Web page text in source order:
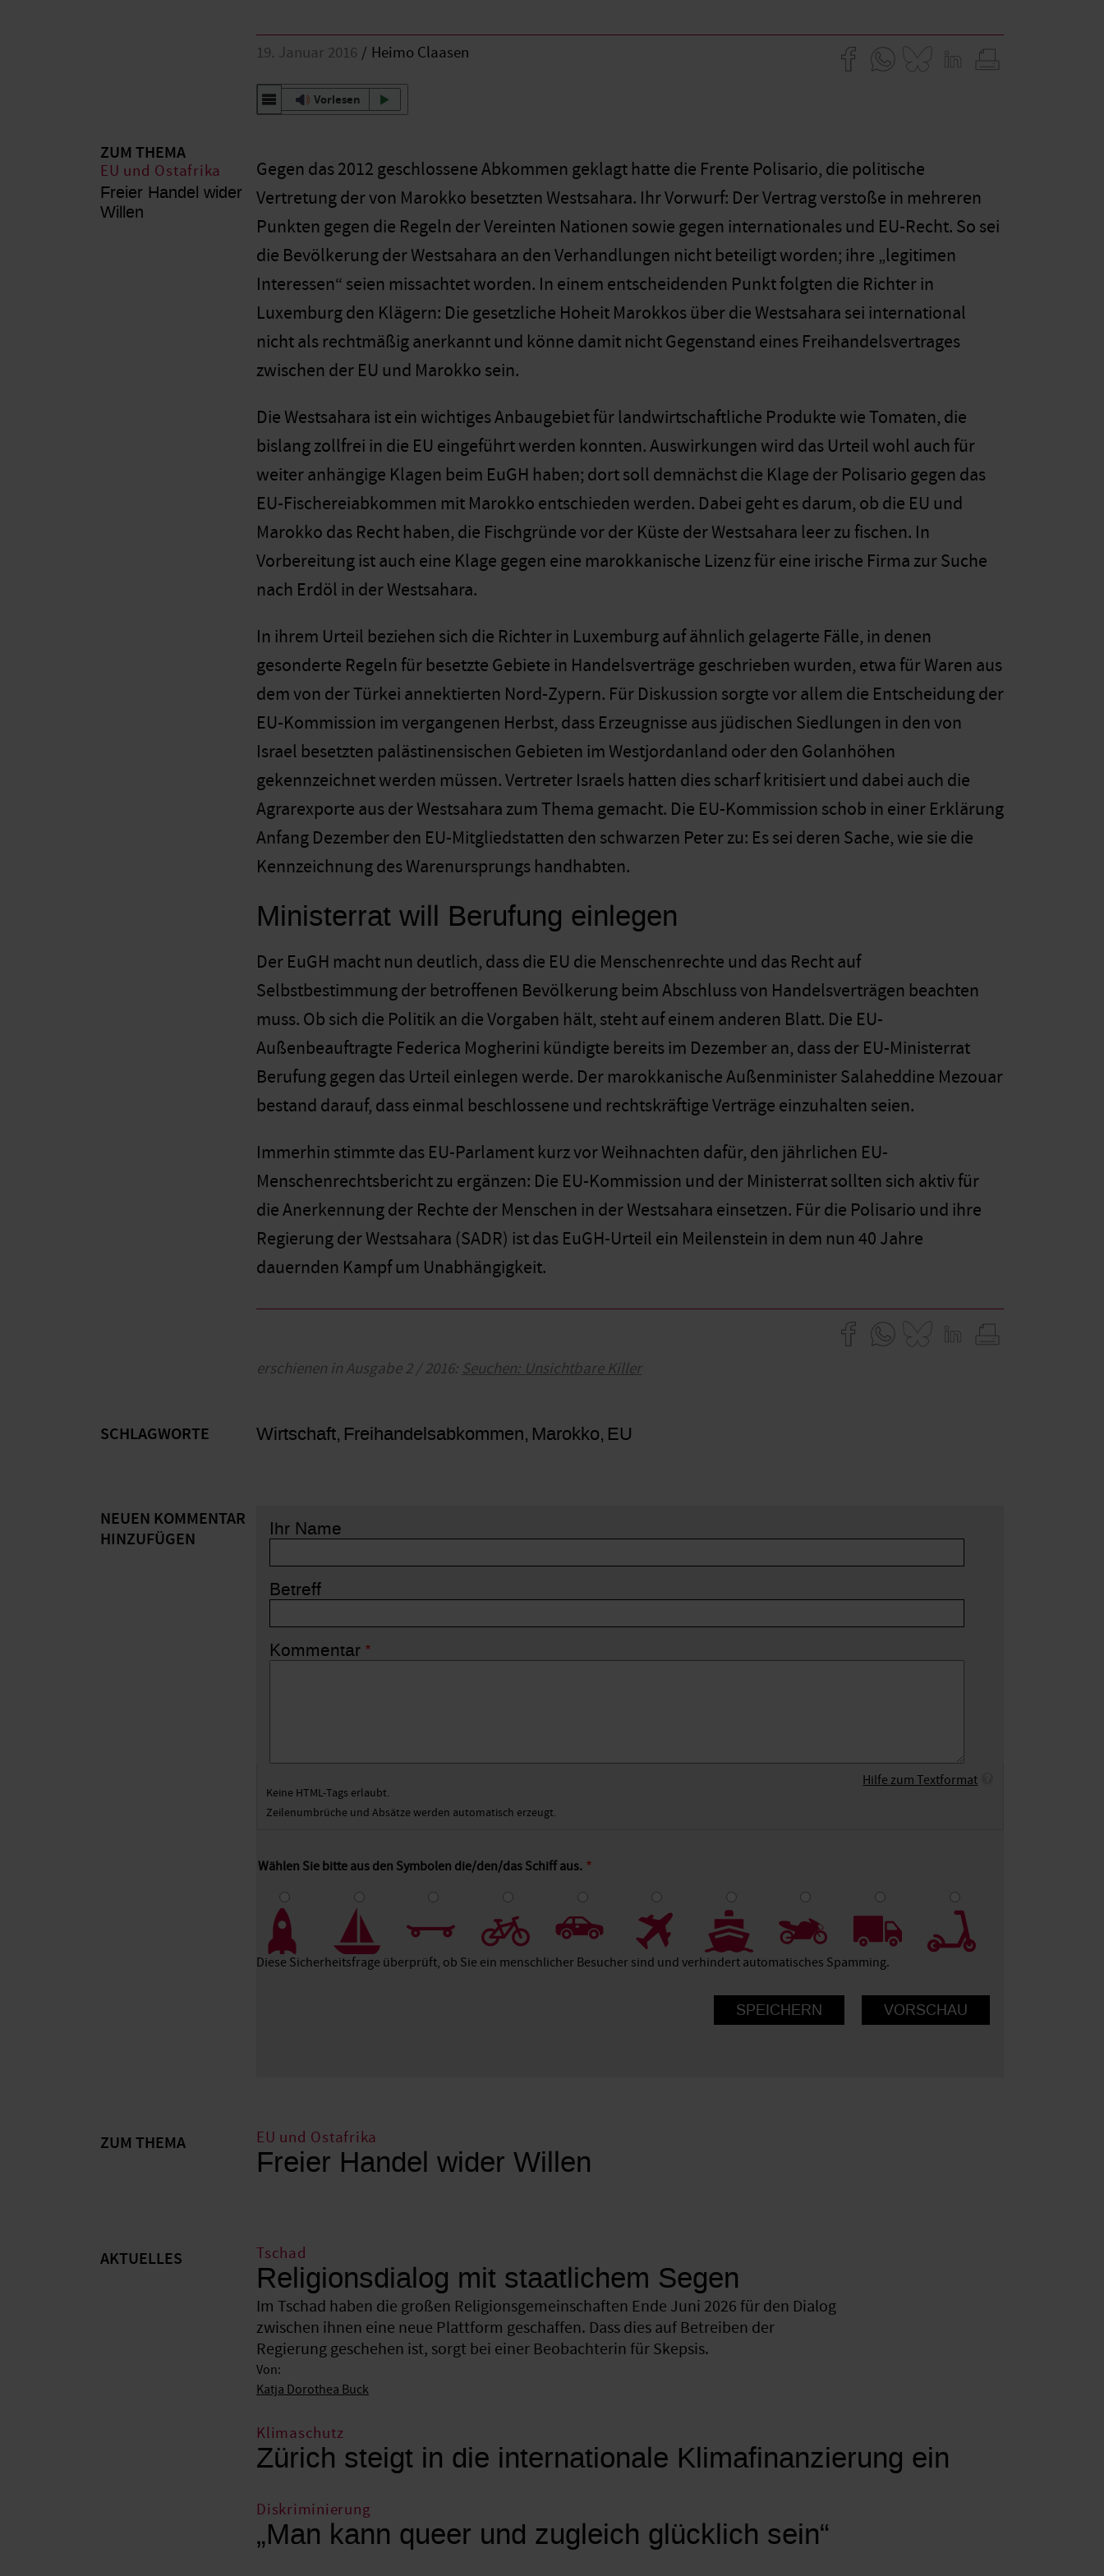
ZUM THEMA
EU und Ostafrika
Freier Handel wider
Willen
19. Januar 2016 Heimo Claasen
Vorlesen
Gegen das 2012 geschlossene Abkommen geklagt hatte die Frente Polisario, die politische
Vertretung der von Marokko besetzten Westsahara. Ihr Vorwurf: Der Vertrag verstoße in mehreren
Punkten gegen die Regeln der Vereinten Nationen sowie gegen internationales und EU-Recht. So sei
die Bevölkerung der Westsahara an den Verhandlungen nicht beteiligt worden; ihre „legitimen
Interessen“ seien missachtet worden. In einem entscheidenden Punkt folgten die Richter in
Luxemburg den Klägern: Die gesetzliche Hoheit Marokkos über die Westsahara sei international
nicht als rechtmäßig anerkannt und könne damit nicht Gegenstand eines Freihandelsvertrages
zwischen der EU und Marokko sein.
Die Westsahara ist ein wichtiges Anbaugebiet für landwirtschaftliche Produkte wie Tomaten, die
bislang zollfrei in die EU eingeführt werden konnten. Auswirkungen wird das Urteil wohl auch für
weiter anhängige Klagen beim EuGH haben; dort soll demnächst die Klage der Polisario gegen das
EU-Fischereiabkommen mit Marokko entschieden werden. Dabei geht es darum, ob die EU und
Marokko das Recht haben, die Fischgründe vor der Küste der Westsahara leer zu fischen. In
Vorbereitung ist auch eine Klage gegen eine marokkanische Lizenz für eine irische Firma zur Suche
nach Erdöl in der Westsahara.
In ihrem Urteil beziehen sich die Richter in Luxemburg auf ähnlich gelagerte Fälle, in denen
gesonderte Regeln für besetzte Gebiete in Handelsverträge geschrieben wurden, etwa für Waren aus
dem von der Türkei annektierten Nord-Zypern. Für Diskussion sorgte vor allem die Entscheidung der
EU-Kommission im vergangenen Herbst, dass Erzeugnisse aus jüdischen Siedlungen in den von
Israel besetzten palästinensischen Gebieten im Westjordanland oder den Golanhöhen
gekennzeichnet werden müssen. Vertreter Israels hatten dies scharf kritisiert und dabei auch die
Agrarexporte aus der Westsahara zum Thema gemacht. Die EU-Kommission schob in einer Erklärung
Anfang Dezember den EU-Mitgliedstatten den schwarzen Peter zu: Es sei deren Sache, wie sie die
Kennzeichnung des Warenursprungs handhabten.
Ministerrat will Berufung einlegen
Der EuGH macht nun deutlich, dass die EU die Menschenrechte und das Recht auf
Selbstbestimmung der betroffenen Bevölkerung beim Abschluss von Handelsverträgen beachten
muss. Ob sich die Politik an die Vorgaben hält, steht auf einem anderen Blatt. Die EU-
Außenbeauftragte Federica Mogherini kündigte bereits im Dezember an, dass der EU-Ministerrat
Berufung gegen das Urteil einlegen werde. Der marokkanische Außenminister Salaheddine Mezouar
bestand darauf, dass einmal beschlossene und rechtskräftige Verträge einzuhalten seien.
Immerhin stimmte das EU-Parlament kurz vor Weihnachten dafür, den jährlichen EU-
Menschenrechtsbericht zu ergänzen: Die EU-Kommission und der Ministerrat sollten sich aktiv für
die Anerkennung der Rechte der Menschen in der Westsahara einsetzen. Für die Polisario und ihre
Regierung der Westsahara (SADR) ist das EuGH-Urteil ein Meilenstein in dem nun 40 Jahre
dauernden Kampf um Unabhängigkeit.
erschienen in Ausgabe 2 / 2016:Seuchen: Unsichtbare Killer
SCHLAGWORTE Wirtschaft Freihandelsabkommen Marokko EU
NEUEN KOMMENTAR
HINZUFÜGEN
Ihr Name
Betreff
Kommentar
Hilfe zum Textformat
Keine HTML-Tags erlaubt.
Zeilenumbrüche und Absätze werden automatisch erzeugt.
Wählen Sie bitte aus den Symbolen die/den/das Schiff aus.
6 9 10
Diese Sicherheitsfrage überprüft, ob Sie ein menschlicher Besucher sind und verhindert automatisches Spamming.
ZUM THEMA EU und Ostafrika
Freier Handel wider Willen
AKTUELLES Tschad
Religionsdialog mit staatlichem Segen
Im Tschad haben die großen Religionsgemeinschaften Ende Juni 2026 für den Dialog
zwischen ihnen eine neue Plattform geschaffen. Dass dies auf Betreiben der
Regierung geschehen ist, sorgt bei einer Beobachterin für Skepsis.
Von:
Katja Dorothea Buck
Klimaschutz
Zürich steigt in die internationale Klimafinanzierung ein
Diskriminierung
„Man kann queer und zugleich glücklich sein“